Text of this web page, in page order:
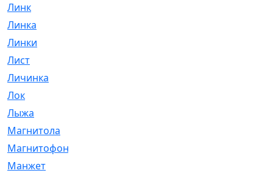
Линк
Линка
Линки
Лист
Личинка
Лок
Лыжа
Магнитола
Магнитофон
Манжет